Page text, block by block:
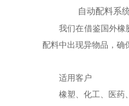
自动配料系
我们在借鉴国外橡胶
配料中出现异物品，确
适用客户
橡塑、化工、医药、